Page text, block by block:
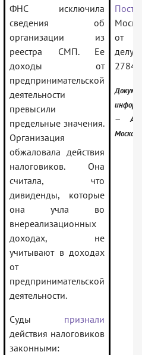
ФНС исключила
сведения об
организации из
реестра СМП. Ее
доходы от
предпринимательской
деятельности
превысили
предельные значения.
Организация
обжаловала действия
налоговиков. Она
считала, что
дивиденды, которые
она учла во
внереализационных
доходах, не
учитывают в доходах
от
предпринимательской
деятельности.
Суды признали
действия налоговиков
законными:
от
—